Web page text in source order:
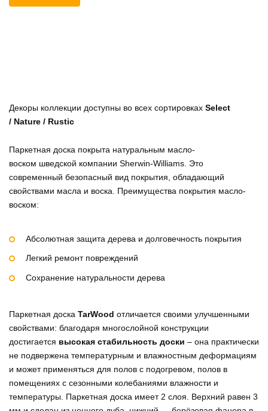
Декоры коллекции доступны во всех сортировках Select
/ Nature / Rustic
Паркетная доска покрыта натуральным масло-
воском шведской компании Sherwin-Williams. Это
современный безопасный вид покрытия, обладающий
свойствами масла и воска. Преимущества покрытия масло-
воском:
Абсолютная защита дерева и долговечность покрытия
Легкий ремонт повреждений
Сохранение натуральности дерева
Паркетная доска TarWood отличается своими улучшенными
свойствами: благодаря многослойной конструкции
достигается высокая стабильность доски – она практически
не подвержена температурным и влажностным деформациям
и может применяться для полов с подогревом, полов в
помещениях с сезонными колебаниями влажности и
температуры. Паркетная доска имеет 2 слоя. Верхний равен 3